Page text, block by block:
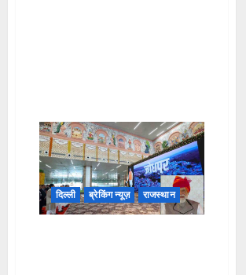
दिल्ली ब्रेकिंग न्यूज़ राजस्थान